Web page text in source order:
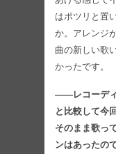
はポツリと置
か。アレンジ
曲の新しい歌
かったです。
――レコーディ
と比較して今
そのまま歌っ
ンはあったの